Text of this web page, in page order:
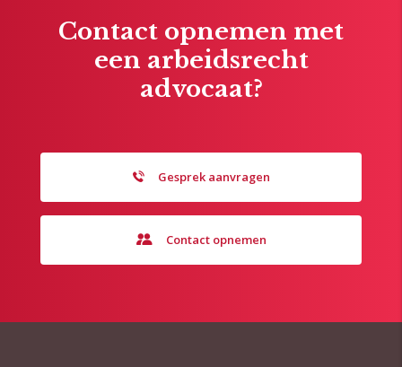
Contact opnemen met
een arbeidsrecht
advocaat?
Gesprek aanvragen
Contact opnemen